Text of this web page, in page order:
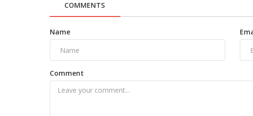
COMMENTS
Name
Comment